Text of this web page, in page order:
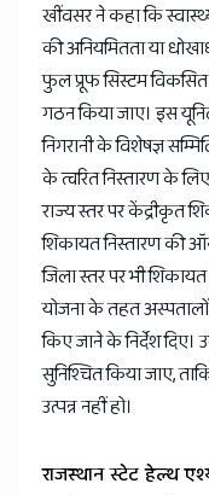
खींवसर ने कहा कि
की अनियमितता या
फुल प्रूफ सिस्टम
गठन किया जाए। इस
निगरानी के विशेषज्ञ
के त्वरित निस्तारण के
राज्य स्तर पर केंद्रीकृत
शिकायत निस्तारण की
जिला स्तर पर भी
योजना के तहत
किए जाने के निर्देश दिए।
सुनिश्चित किया जाए,
उत्पन्न नहीं हो।
राजस्थान स्टेट हेल्थ